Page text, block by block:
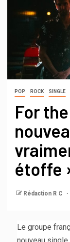
POP ROCK SINGLE
For
étoffe
Rédaction R C
Le groupe